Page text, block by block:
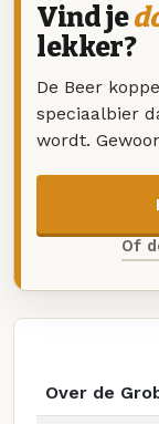
Vind je
lekker?
De Beer
speciaalbier
wordt.
Of
Over de